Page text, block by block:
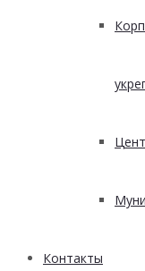
Контакты